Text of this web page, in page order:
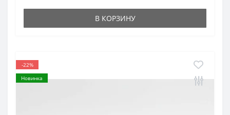
В КОРЗИНУ
-22%
Новинка